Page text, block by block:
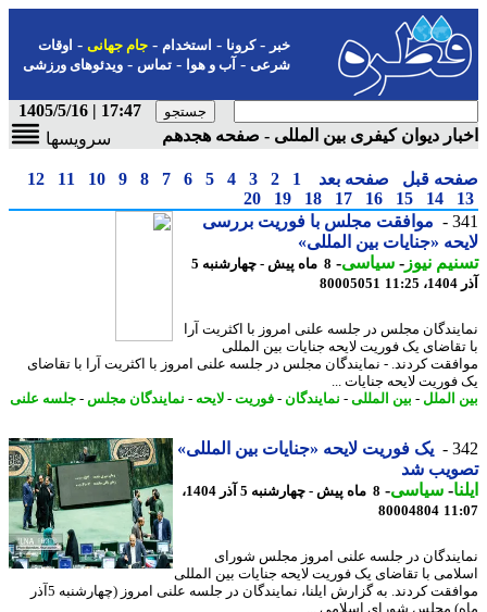
-کرونا-استخدام- جام جهانی-اوقات
شرعی-آب و هوا-تماس-ویدئوهای ورزشی
17:47 | 1405/5/16
دیوان کیفری بین المللی - صفحه هجدهم
سرویسها
قبل صفحه بعد 1
2
3
4
5
6
7
8
9
10
11
12
14
15
16
17
18
19
20
موافقت مجلس با فوریت بررسی
«جنایات بین المللی»
نیوز-سیاسی-
8 ماه پیش - چهارشنبه 5
80005051
مجلس در جلسه علنی امروز با اکثریت آرا
یک فوریت لایحه جنایات بین المللی
کردند. - نمایندگان مجلس در جلسه علنی امروز با اکثریت آرا با تقاضای
لایحه جنایات ...
الملل-بین المللی-نمایندگان-فوریت-لایحه-نمایندگان مجلس-جلسه علنی
یک فوریت لایحه «جنایات بین المللی»
شد
-سیاسی-
8 ماه پیش - چهارشنبه 5 آذر 1404،
80004804
در جلسه علنی امروز مجلس شورای
با تقاضای یک فوریت لایحه جنایات بین المللی
موافقت کردند. به گزارش ایلنا، نمایندگان در جلسه علنی امروز (چهارشنبه 5آذر
مجلس شورای اسلامی ...